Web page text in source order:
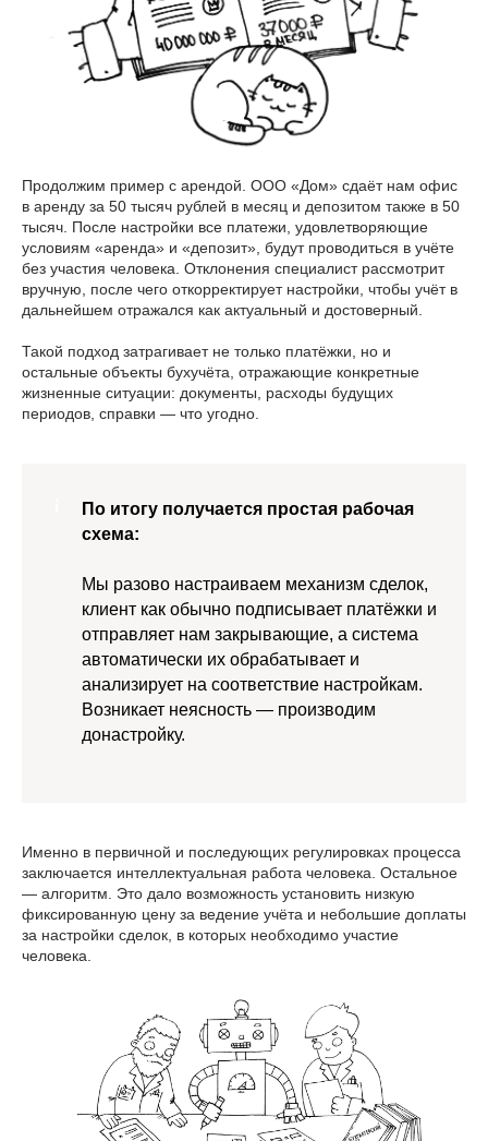
Продолжим пример с арендой. ООО «Дом» сдаёт нам офис
в аренду за 50 тысяч рублей в месяц и депозитом также в 50
тысяч. После настройки все платежи, удовлетворяющие
условиям «аренда» и «депозит», будут проводиться в учёте
без участия человека. Отклонения специалист рассмотрит
вручную, после чего откорректирует настройки, чтобы учёт в
дальнейшем отражался как актуальный и достоверный.
Такой подход затрагивает не только платёжки, но и
остальные объекты бухучёта, отражающие конкретные
жизненные ситуации: документы, расходы будущих
периодов, справки — что угодно.
По итогу получается простая рабочая
схема:
Мы разово настраиваем механизм сделок,
клиент как обычно подписывает платёжки и
отправляет нам закрывающие, а система
автоматически их обрабатывает и
анализирует на соответствие настройкам.
Возникает неясность — производим
донастройку.
Именно в первичной и последующих регулировках процесса
заключается интеллектуальная работа человека. Остальное
— алгоритм. Это дало возможность установить низкую
фиксированную цену за ведение учёта и небольшие доплаты
за настройки сделок, в которых необходимо участие
человека.